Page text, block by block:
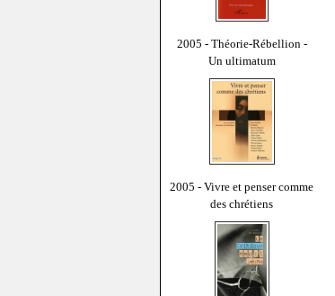
2005 - Théorie-Rébellion -
Un ultimatum
2005 - Vivre et penser comme
des chrétiens